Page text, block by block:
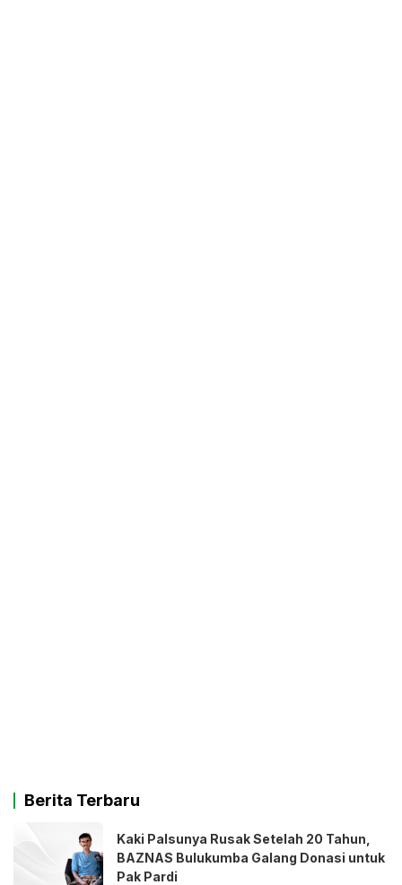
Berita Terbaru
Kaki Palsunya Rusak Setelah 20 Tahun,
BAZNAS Bulukumba Galang Donasi untuk
Pak Pardi